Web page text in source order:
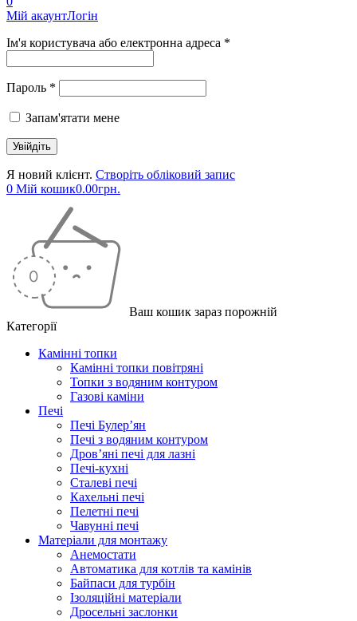
Мій акаунтЛогін
Ім'я користувача або електронна адреса *
Пароль *
Запам'ятати мене
Я новий клієнт. Створіть обліковий запис
0 Мій кошик0.00грн.
Ваш кошик зараз порожній
Категорії
Камінні топки
Камінні топки повітряні
Топки з водяним контуром
Газові каміни
Печі
Печі Булер’ян
Печі з водяним контуром
Дров’яні печі для лазні
Печі-кухні
Сталеві печі
Кахельні печі
Пелетні печі
Чавунні печі
Матеріали для монтажу
Анемостати
Автоматика для котлів та камінів
Байпаси для турбін
Ізоляційні матеріали
Дросельні заслонки